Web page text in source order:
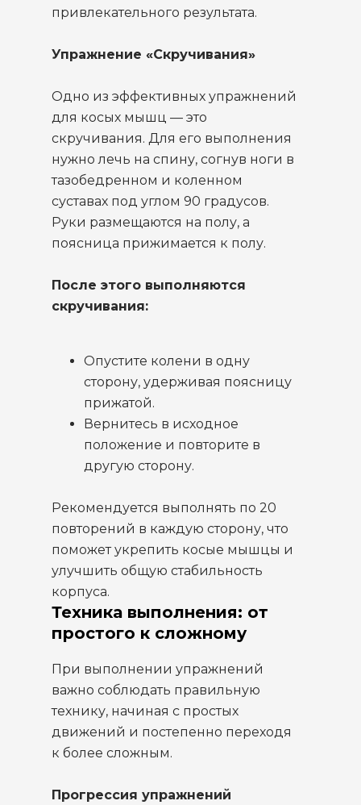
привлекательного результата.
Упражнение «Скручивания»
Одно из эффективных упражнений
для косых мышц — это
скручивания. Для его выполнения
нужно лечь на спину, согнув ноги в
тазобедренном и коленном
суставах под углом 90 градусов.
Руки размещаются на полу, а
поясница прижимается к полу.
После этого выполняются
скручивания:
Опустите колени в одну
сторону, удерживая поясницу
прижатой.
Вернитесь в исходное
положение и повторите в
другую сторону.
Рекомендуется выполнять по 20
повторений в каждую сторону, что
поможет укрепить косые мышцы и
улучшить общую стабильность
корпуса.
Техника выполнения: от
простого к сложному
При выполнении упражнений
важно соблюдать правильную
технику, начиная с простых
движений и постепенно переходя
к более сложным.
Прогрессия упражнений